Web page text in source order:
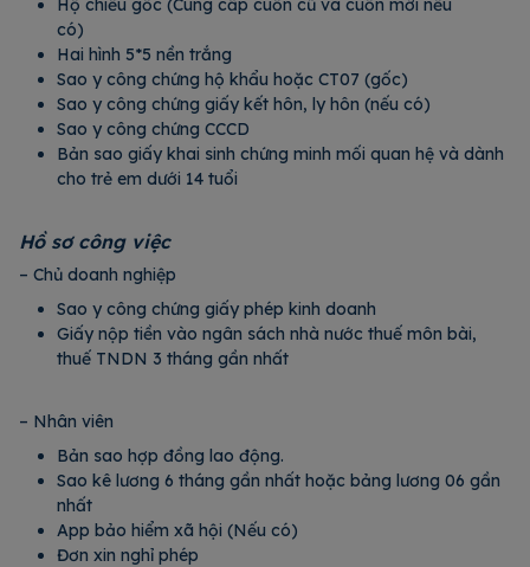
Hộ chiếu gốc (Cung cấp cuốn cũ và cuốn mới nếu
có)
Hai hình 5*5 nền trắng
Sao y công chứng hộ khẩu hoặc CT07 (gốc)
Sao y công chứng giấy kết hôn, ly hôn (nếu có)
Sao y công chứng CCCD
Bản sao giấy khai sinh chứng minh mối quan hệ và dành
cho trẻ em dưới 14 tuổi
Hồ sơ công việc
– Chủ doanh nghiệp
Sao y công chứng giấy phép kinh doanh
Giấy nộp tiền vào ngân sách nhà nước thuế môn bài,
thuế TNDN 3 tháng gần nhất
– Nhân viên
Bản sao hợp đồng lao động.
Sao kê lương 6 tháng gần nhất hoặc bảng lương 06 gần
nhất
App bảo hiểm xã hội (Nếu có)
Đơn xin nghỉ phép